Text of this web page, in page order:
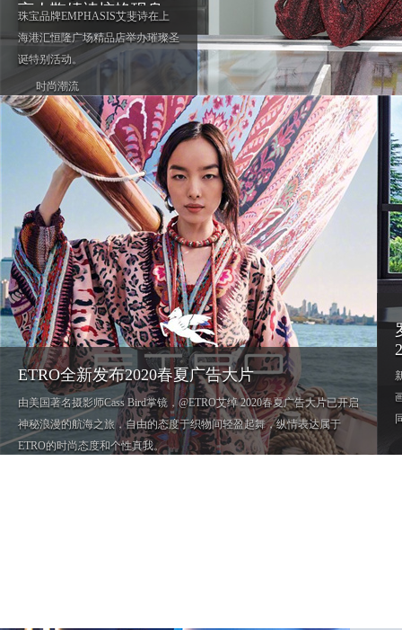
言人鞠婧祎惊艳现身
珠宝品牌EMPHASIS艾斐诗在上
海港汇恒隆广场精品店举办璀璨圣
诞特别活动。
时尚潮流
ETRO全新发布2020春夏广告大片
由美国著名摄影师Cass Bird掌镜，@ETRO艾绰 2020春夏广告大片已开启
神秘浪漫的航海之旅，自由的态度于织物间轻盈起舞，纵情表达属于
ETRO的时尚态度和个性真我。